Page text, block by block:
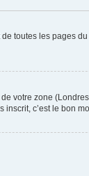
toutes les pages
votre zone
inscrit, c’est le bon